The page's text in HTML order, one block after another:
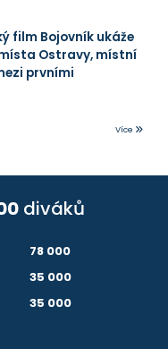
film Bojovník ukáže
Ostravy, místní
prvními
Více
diváků
78 000
35 000
35 000